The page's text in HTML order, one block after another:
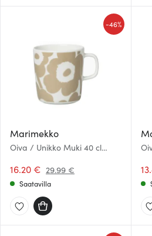
Marimekko
Oiva / Unikko Muki 40 cl
16.20 € 29.99 €
-46%
Saatavilla